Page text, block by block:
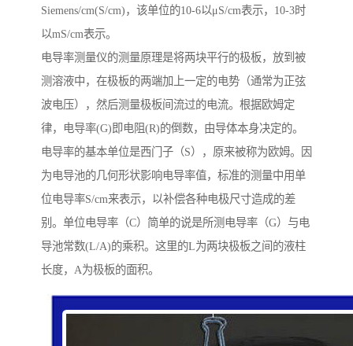
Siemens/cm(S/cm)，该单位的10-6以μS/cm表示，10-3时
以mS/cm表示。
电导率测量仪的测量原理是将两块平行的极板，放到被
测溶液中，在极板的两端加上一定的电势（通常为正弦
波电压），然后测量极板间流过的电流。根据欧姆定
律，电导率(G)即电阻(R)的倒数，由导体本身决定的。
电导率的基本单位是西门子（S），原来被称为欧姆。因
为电导池的几何形状影响电导率值，标准的测量中用单
位电导率S/cm来表示，以补偿各种电极尺寸造成的差
别。单位电导率（C）简单的说是所测电导率（G）与电
导池常数(L/A)的乘积。这里的L为两块极板之间的液柱
长度，A为极板的面积。